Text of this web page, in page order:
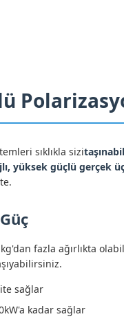
sıklıkla sizi
yüksek güçlü gerçek
fazla ağırlıkta
sağlar
kadar sağlar